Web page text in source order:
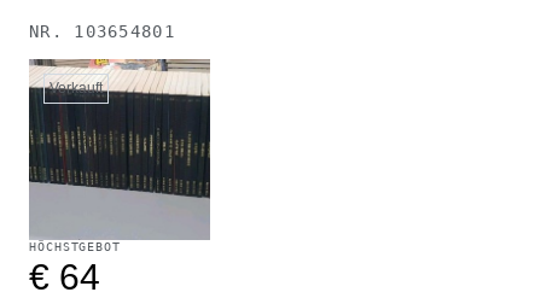
NR. 103654801
Verkauft
HÖCHSTGEBOT
€ 64